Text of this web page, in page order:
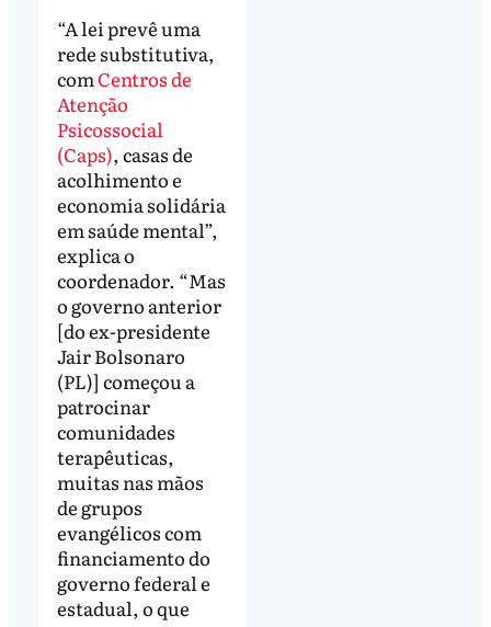
“A lei prevê uma
rede substitutiva,
comCentros de
Atenção
Psicossocial
(Caps), casas de
acolhimento e
economia solidária
em saúde mental”,
explica o
coordenador. “Mas
o governo anterior
[do ex-presidente
Jair Bolsonaro
(PL)] começou a
patrocinar
comunidades
terapêuticas,
muitas nas mãos
de grupos
evangélicos com
financiamento do
governo federal e
estadual, o que